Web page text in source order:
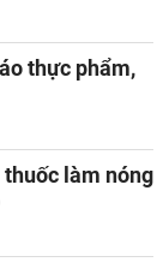
thực phẩm,
thuốc làm nóng